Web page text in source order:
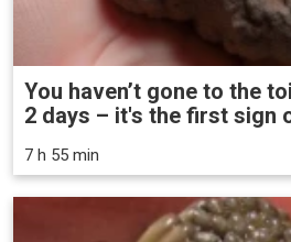
You haven’t gone to the
2 days – it's the first sign
7 h 55 min